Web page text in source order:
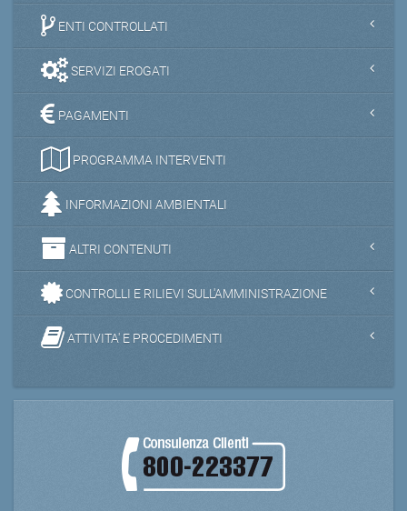
ENTI CONTROLLATI
SERVIZI EROGATI
PAGAMENTI
PROGRAMMA INTERVENTI
INFORMAZIONI AMBIENTALI
ALTRI CONTENUTI
CONTROLLI E RILIEVI SULL'AMMINISTRAZIONE
ATTIVITA' E PROCEDIMENTI